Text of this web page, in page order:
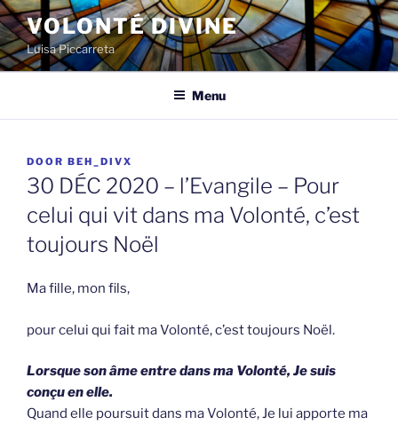
Spring
naar
de
inhoud
VOLONTÉ DIVINE
Luisa Piccarreta
Menu
GEPLAATST
OP
DOOR BEH_DIVX
30 DÉC 2020 – l’Evangile – Pour
celui qui vit dans ma Volonté, c’est
toujours Noël
Ma fille, mon fils,
pour celui qui fait ma Volonté, c’est toujours Noël.
Lorsque son âme entre dans ma Volonté, Je suis
conçu en elle.
Quand elle poursuit dans ma Volonté, Je lui apporte ma